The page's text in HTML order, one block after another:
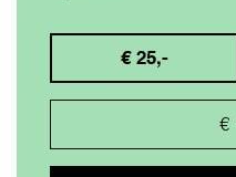
€ 25,-
€